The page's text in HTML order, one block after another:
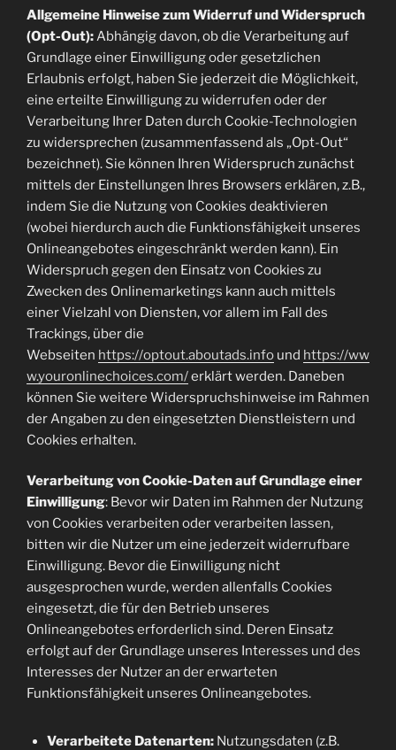
Allgemeine Hinweise zum Widerruf und Widerspruch
(Opt-Out): Abhängig davon, ob die Verarbeitung auf
Grundlage einer Einwilligung oder gesetzlichen
Erlaubnis erfolgt, haben Sie jederzeit die Möglichkeit,
eine erteilte Einwilligung zu widerrufen oder der
Verarbeitung Ihrer Daten durch Cookie-Technologien
zu widersprechen (zusammenfassend als „Opt-Out“
bezeichnet). Sie können Ihren Widerspruch zunächst
mittels der Einstellungen Ihres Browsers erklären, z.B.,
indem Sie die Nutzung von Cookies deaktivieren
(wobei hierdurch auch die Funktionsfähigkeit unseres
Onlineangebotes eingeschränkt werden kann). Ein
Widerspruch gegen den Einsatz von Cookies zu
Zwecken des Onlinemarketings kann auch mittels
einer Vielzahl von Diensten, vor allem im Fall des
Trackings, über die
Webseiten https://optout.aboutads.info und https://ww
w.youronlinechoices.com/erklärt werden. Daneben
können Sie weitere Widerspruchshinweise im Rahmen
der Angaben zu den eingesetzten Dienstleistern und
Cookies erhalten.
Verarbeitung von Cookie-Daten auf Grundlage einer
Einwilligung: Bevor wir Daten im Rahmen der Nutzung
von Cookies verarbeiten oder verarbeiten lassen,
bitten wir die Nutzer um eine jederzeit widerrufbare
Einwilligung. Bevor die Einwilligung nicht
ausgesprochen wurde, werden allenfalls Cookies
eingesetzt, die für den Betrieb unseres
Onlineangebotes erforderlich sind. Deren Einsatz
erfolgt auf der Grundlage unseres Interesses und des
Interesses der Nutzer an der erwarteten
Funktionsfähigkeit unseres Onlineangebotes.
Verarbeitete Datenarten:Nutzungsdaten (z.B.